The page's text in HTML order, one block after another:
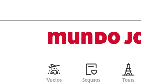
Vuelos Seguros Tours